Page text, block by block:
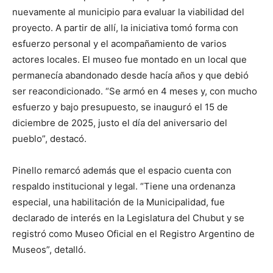
nuevamente al municipio para evaluar la viabilidad del
proyecto. A partir de allí, la iniciativa tomó forma con
esfuerzo personal y el acompañamiento de varios
actores locales. El museo fue montado en un local que
permanecía abandonado desde hacía años y que debió
ser reacondicionado. “Se armó en 4 meses y, con mucho
esfuerzo y bajo presupuesto, se inauguró el 15 de
diciembre de 2025, justo el día del aniversario del
pueblo”, destacó.
Pinello remarcó además que el espacio cuenta con
respaldo institucional y legal. “Tiene una ordenanza
especial, una habilitación de la Municipalidad, fue
declarado de interés en la Legislatura del Chubut y se
registró como Museo Oficial en el Registro Argentino de
Museos”, detalló.